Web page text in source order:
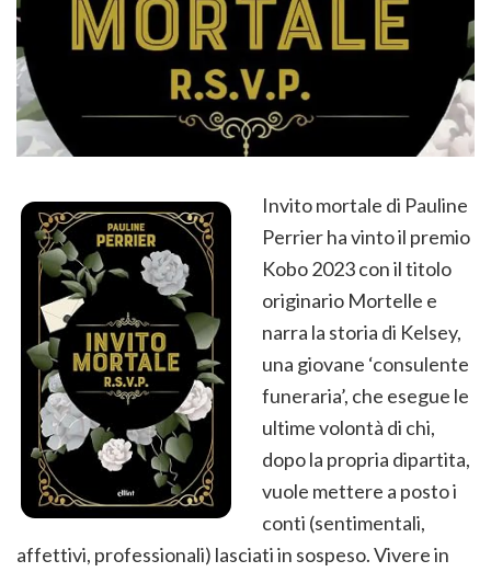
Invito mortale di Pauline
Perrier ha vinto il premio
Kobo 2023 con il titolo
originario Mortelle e
narra la storia di Kelsey,
una giovane ‘consulente
funeraria’, che esegue le
ultime volontà di chi,
dopo la propria dipartita,
vuole mettere a posto i
conti (sentimentali,
affettivi, professionali) lasciati in sospeso. Vivere in